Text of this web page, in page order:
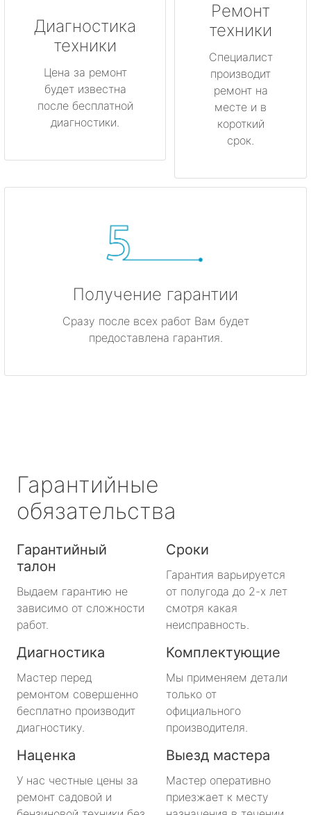
Диагностика
техники
Цена за ремонт
будет известна
после бесплатной
диагностики.
Ремонт
техники
Специалист
производит
ремонт на
месте и в
короткий
срок.
Получение гарантии
Сразу после всех работ Вам будет
предоставлена гарантия.
Гарантийные
обязательства
Гарантийный
талон
Выдаем гарантию не
зависимо от сложности
работ.
Сроки
Гарантия варьируется
от полугода до 2-х лет
смотря какая
неисправность.
Диагностика
Мастер перед
ремонтом совершенно
бесплатно производит
диагностику.
Комплектующие
Мы применяем детали
только от
официального
производителя.
Наценка
У нас честные цены за
ремонт садовой и
Выезд мастера
Мастер оперативно
приезжает к месту